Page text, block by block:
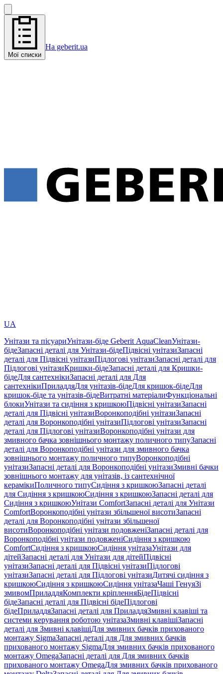
Мої списки
На geberit.ua
UA
Унітази та пісуариУнітази-біде Geberit AquaCleanУнітази-
бідеЗапасні деталі для Унітази-бідеПідвісні унітазиЗапасні
деталі для Підвісні унітазиПідлогові унітазиЗапасні деталі для
Підлогові унітазиКришки-бідеЗапасні деталі для Кришки-
бідеДля сантехнікиЗапасні деталі для Для
сантехнікиПриладдяДля унітазів-бідеДля кришок-бідеДля
кришок-біде та унітазів-бідеВитратні матеріалиФункціональні
блокиУнітази та сидіння з кришкоюПідвісні унітазиЗапасні
деталі для Підвісні унітазиВоронкоподібні унітазиЗапасні
деталі для Воронкоподібні унітазиПідлогові унітазиЗапасні
деталі для Підлогові унітазиВоронкоподібні унітази для
змивного бачка зовнішнього монтажу поличного типуЗапасні
деталі для Воронкоподібні унітази для змивного бачка
зовнішнього монтажу поличного типуВоронкоподібні
унітазиЗапасні деталі для Воронкоподібні унітазиЗмивні бачки
зовнішнього монтажу для унітазів, із сантехнічної
керамікиПоличного типуСидіння з кришкоюЗапасні деталі
для Сидіння з кришкоюСидіння з кришкоюЗапасні деталі для
Сидіння з кришкоюУнітази ComfortЗапасні деталі для Унітази
ComfortВоронкоподібні унітази збільшеної висотиЗапасні
деталі для Воронкоподібні унітази збільшеної
висотиВоронкоподібні унітази подовженіЗапасні деталі для
Воронкоподібні унітази подовженіСидіння з кришкою
ComfortСидіння з кришкоюСидіння унітазаУнітази для
дітейЗапасні деталі для Унітази для дітейПідвісні
унітазиЗапасні деталі для Підвісні унітазиПідлогові
унітазиЗапасні деталі для Підлогові унітазиДитячі сидіння з
кришкоюСидіння з кришкоюСидіння унітазаЧаші ГенуяЗі
змивомПриладдяКомплекти кріпленняБідеПідвісні
бідеЗапасні деталі для Підвісні бідеПідлогові
бідеПриладдяЗапасні деталі для ПриладдяЗмивні клавіші та
системи керування роботою унітазаЗмивні клавішіЗапасні
деталі для Змивні клавішіДля змивних бачків прихованого
монтажу SigmaЗапасні деталі для Для змивних бачків
прихованого монтажу SigmaДля змивних бачків прихованого
монтажу OmegaЗапасні деталі для Для змивних бачків
прихованого монтажу OmegaДля змивних бачків прихованого